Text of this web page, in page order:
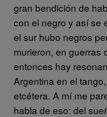
gran bendición de
con el negro y así se
el sur hubo negros
murieron, en guerras
entonces hay
Argentina en el
etcétera. A mí me
habla de eso: del